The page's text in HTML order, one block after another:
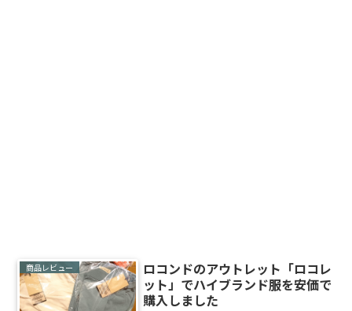
商品レビュー
ロコンドのアウトレット「ロコレ
ット」でハイブランド服を安価で
購入しました